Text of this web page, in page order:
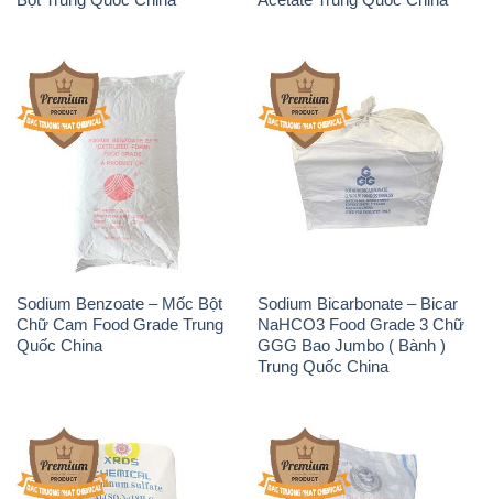
Sodium Benzoate – Mốc Bột
Chữ Cam Food Grade Trung
Quốc China
Sodium Bicarbonate – Bicar
NaHCO3 Food Grade 3 Chữ
GGG Bao Jumbo ( Bành )
Trung Quốc China